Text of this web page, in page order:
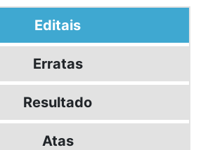
Editais
Erratas
Resultado
Atas